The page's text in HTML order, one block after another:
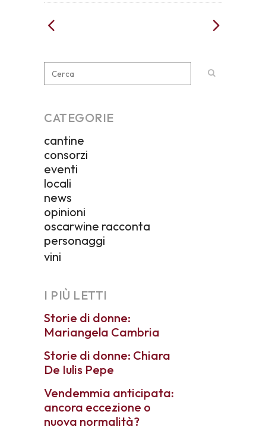
CATEGORIE
cantine
consorzi
eventi
locali
news
opinioni
oscarwine racconta
personaggi
vini
I PIÙ LETTI
Storie di donne:
Mariangela Cambria
Storie di donne: Chiara
De Iulis Pepe
Vendemmia anticipata:
ancora eccezione o
nuova normalità?